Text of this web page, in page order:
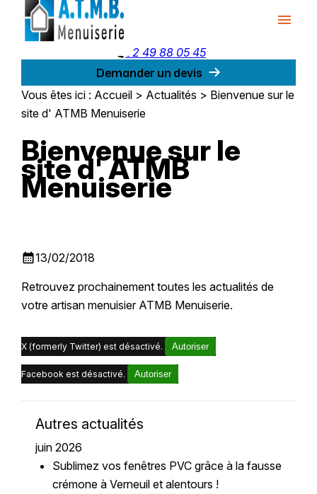
menu
phone 02 49 88 05 45
Demander un devis
Vous êtes ici : Accueil> Actualités > Bienvenue sur le
site d' ATMB Menuiserie
Bienvenue sur le
site d' ATMB
Menuiserie
calendar_month13/02/2018
Retrouvez prochainement toutes les actualités de
votre artisan menuisier ATMB Menuiserie.
X (formerly Twitter) est désactivé. Autoriser
Facebook est désactivé. Autoriser
Autres actualités
juin 2026
Sublimez vos fenêtres PVC grâce à la fausse
crémone à Verneuil et alentours !
Panneau de gestion des cookies